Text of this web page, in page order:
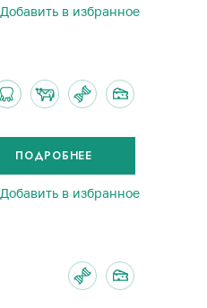
Добавить в избранное
Добавить в избранное